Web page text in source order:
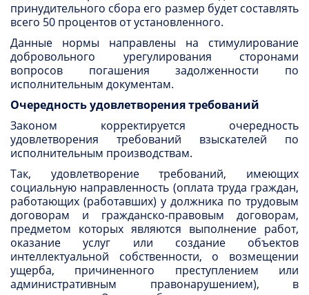
принудительного сбора его размер будет составлять
всего 50 процентов от установленного.
Данные нормы направлены на стимулирование
добровольного урегулирования сторонами
вопросов погашения задолженности по
исполнительным документам.
Очередность удовлетворения требований
Законом корректируется очередность
удовлетворения требований взыскателей по
исполнительным производствам.
Так, удовлетворение требований, имеющих
социальную направленность (оплата труда граждан,
работающих (работавших) у должника по трудовым
договорам и гражданско-правовым договорам,
предметом которых являются выполнение работ,
оказание услуг или создание объектов
интеллектуальной собственности, о возмещении
ущерба, причиненного преступлением или
административным правонарушением), в